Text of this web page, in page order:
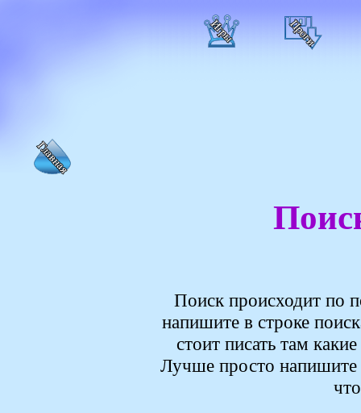
Поиск происходит по
напишите в строке
стоит писать там
Лучше просто напишите